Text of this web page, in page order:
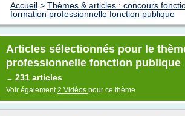
Accueil > Thèmes & articles : concours
formation professionnelle fonction publique
Articles sélectionnés pour le
professionnelle fonction publique
→ 231 articles
Voir également2 Vidéos pour ce thème